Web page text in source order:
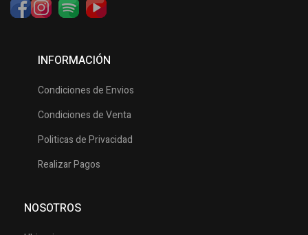
INFORMACIÓN
Condiciones de Envios
Condiciones de Venta
Politicas de Privacidad
Realizar Pagos
NOSOTROS